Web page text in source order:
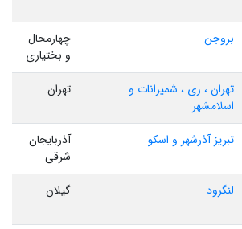
بروجن
چهارمحال
و بختیاری
تهران ، ری ، شمیرانات و
اسلامشهر
تهران
تبریز آذرشهر و اسکو
آذربایجان
شرقی
لنگرود گیلان